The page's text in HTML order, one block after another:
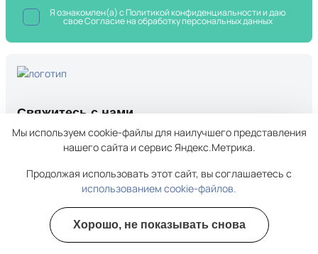
Я ознакомлен(а) сПолитикой конфиденциальностии даю
свое Согласие на обработкуперсональных данных
Свяжитесь с нами
+7 (4212) 51-52-97
Информационная служба
info@nezavisimost-clinic.ru
Хабаровск, Облачный переулок, 64А
О клинике Полезные курсы
Мы используем cookie-файлы для наилучшего представления
нашего сайта и сервис Яндекс.Метрика.
Продолжая использовать этот сайт, вы соглашаетесь с
использованием cookie-файлов.
Хорошо, не показывать снова